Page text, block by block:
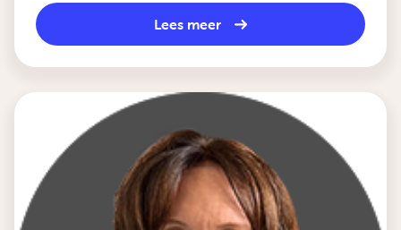
Lees meer